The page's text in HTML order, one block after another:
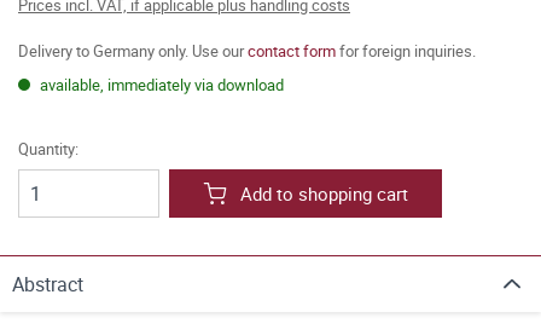
Prices incl. VAT, if applicable plus handling costs
Delivery to Germany only. Use ourcontact formfor foreign inquiries.
available, immediately via download
Quantity:
Add to shopping cart
Abstract